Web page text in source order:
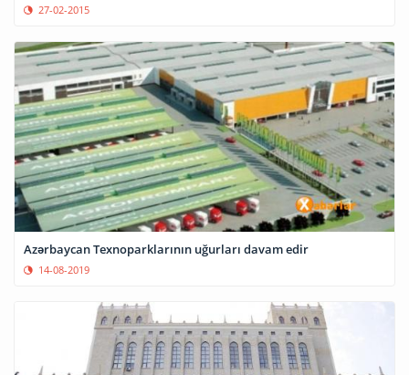
27-02-2015
Azərbaycan Texnoparklarının uğurları davam edir
14-08-2019